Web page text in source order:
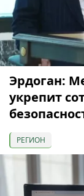
Эрдоган:
укрепит
РЕГИОН